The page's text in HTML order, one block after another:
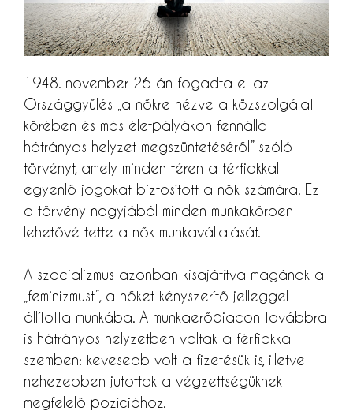
1948. november 26-án fogadta el az
Országgyűlés „a nőkre nézve a közszolgálat
körében és más életpályákon fennálló
hátrányos helyzet megszüntetéséről” szóló
törvényt, amely minden téren a férfiakkal
egyenlő jogokat biztosított a nők számára. Ez
a törvény nagyjából minden munkakörben
lehetővé tette a nők munkavállalását.
A szocializmus azonban kisajátítva magának a
„feminizmust”, a nőket kényszerítő jelleggel
állította munkába. A munkaerőpiacon továbbra
is hátrányos helyzetben voltak a férfiakkal
szemben: kevesebb volt a fizetésük is, illetve
nehezebben jutottak a végzettségüknek
megfelelő pozícióhoz.